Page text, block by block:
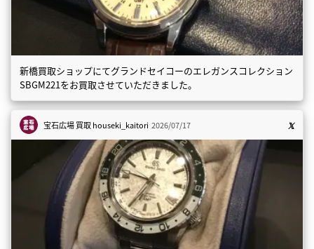
新橋買取ショップにてグランドセイコーのエレガンスコレクション
SBGM221をお買取させていただきました。
宝石広場 買取houseki_kaitori 2026/07/17